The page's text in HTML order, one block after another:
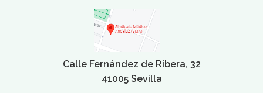
Calle Fernández de Ribera, 32
41005 Sevilla